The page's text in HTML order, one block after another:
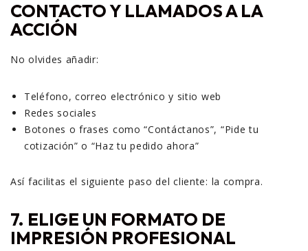
CONTACTO Y LLAMADOS A LA
ACCIÓN
No olvides añadir:
Teléfono, correo electrónico y sitio web
Redes sociales
Botones o frases como “Contáctanos”, “Pide tu
cotización” o “Haz tu pedido ahora”
Así facilitas el siguiente paso del cliente: la compra.
7. ELIGE UN FORMATO DE
IMPRESIÓN PROFESIONAL